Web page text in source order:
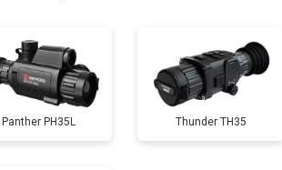
Panther PH35L Thunder TH35